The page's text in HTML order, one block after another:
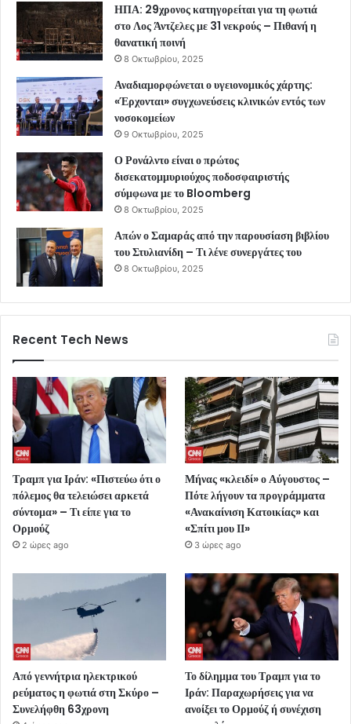
ΗΠΑ: 29χρονος κατηγορείται για τη φωτιά
στο Λος Άντζελες με 31 νεκρούς – Πιθανή η
θανατική ποινή
8 Οκτωβρίου, 2025
Αναδιαμορφώνεται ο υγειονομικός χάρτης:
«Έρχονται» συγχωνεύσεις κλινικών εντός των
νοσοκομείων
9 Οκτωβρίου, 2025
Ο Ρονάλντο είναι ο πρώτος
δισεκατομμυριούχος ποδοσφαιριστής
σύμφωνα με το Bloomberg
8 Οκτωβρίου, 2025
Απών ο Σαμαράς από την παρουσίαση βιβλίου
του Στυλιανίδη – Τι λένε συνεργάτες του
8 Οκτωβρίου, 2025
Recent Tech News
Τραμπ για Ιράν: «Πιστεύω ότι ο
πόλεμος θα τελειώσει αρκετά
σύντομα» – Τι είπε για το
Ορμούζ
2 ώρες ago
Μήνας «κλειδί» ο Αύγουστος –
Πότε λήγουν τα προγράμματα
«Ανακαίνιση Κατοικίας» και
«Σπίτι μου ΙΙ»
3 ώρες ago
Από γεννήτρια ηλεκτρικού
ρεύματος η φωτιά στη Σκύρο –
Συνελήφθη 63χρονη
Το δίλημμα του Τραμπ για το
Ιράν: Παραχωρήσεις για να
ανοίξει το Ορμούζ ή συνέχιση